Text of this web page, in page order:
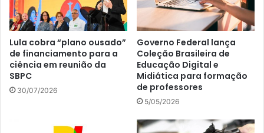
Lula cobra “plano ousado”
de financiamento para a
ciência em reunião da
SBPC
30/07/2026
Governo Federal lança
Coleção Brasileira de
Educação Digital e
Midiática para formação
de professores
5/05/2026